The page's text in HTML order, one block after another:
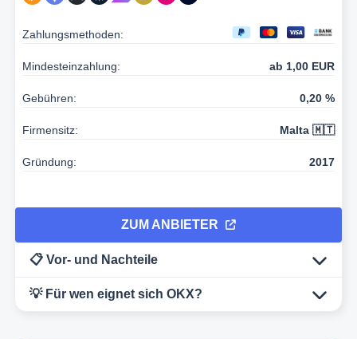
Zahlungsmethoden:
Mindesteinzahlung: ab 1,00 EUR
Gebühren: 0,20 %
Firmensitz: Malta 🇲🇹
Gründung: 2017
ZUM ANBIETER
📋 Vor- und Nachteile
💡 Für wen eignet sich OKX?